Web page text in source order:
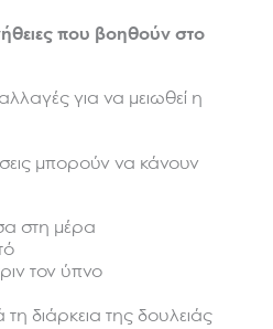
που βοηθούν στο
για να μειωθεί η
μπορούν να κάνουν
στη μέρα
τον ύπνο
διάρκεια της δουλειάς